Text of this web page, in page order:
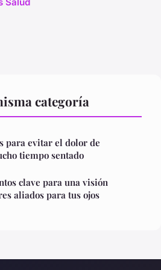
categoría
para evitar el dolor de
tiempo sentado
clave para una visión
aliados para tus ojos